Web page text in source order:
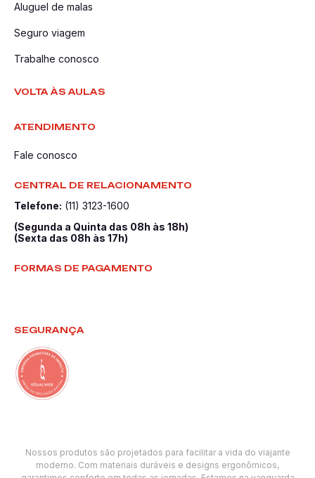
Aluguel de malas
Seguro viagem
Trabalhe conosco
VOLTA ÀS AULAS
ATENDIMENTO
Fale conosco
CENTRAL DE RELACIONAMENTO
Telefone: (11) 3123-1600
(Segunda a Quinta das 08h às 18h)
(Sexta das 08h às 17h)
FORMAS DE PAGAMENTO
SEGURANÇA
Nossos produtos são projetados para facilitar a vida do viajante
moderno. Com materiais duráveis e designs ergonômicos,